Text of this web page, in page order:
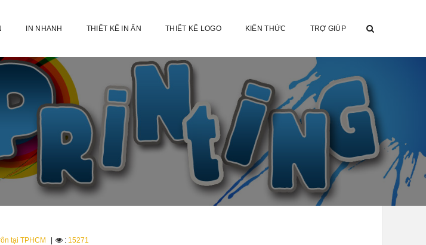
IN NHANH THIẾT KẾ IN ẤN THIẾT KẾ LOGO KIẾN THỨC TRỢ GIÚP
tại TPHCM : 15271